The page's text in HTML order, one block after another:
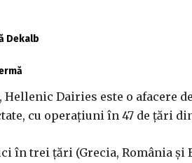
Dekalb
Dairies este o afacere
cu operaţiuni în 47 de ţări
în trei ţări (Grecia, România şi